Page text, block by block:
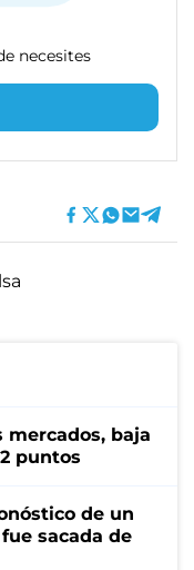
necesites
mercados, baja
puntos
de un
sacada de